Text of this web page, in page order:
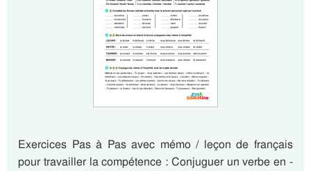
Exercices Pas à Pas avec mémo / leçon de français
pour travailler la compétence : Conjuguer un verbe en -